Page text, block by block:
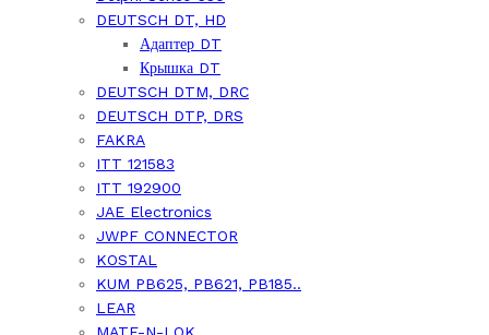
DEUTSCH DT, HD
Адаптер DT
Крышка DT
DEUTSCH DTM, DRC
DEUTSCH DTP, DRS
FAKRA
ITT 121583
ITT 192900
JAE Electronics
JWPF CONNECTOR
KOSTAL
KUM PB625, PB621, PB185..
LEAR